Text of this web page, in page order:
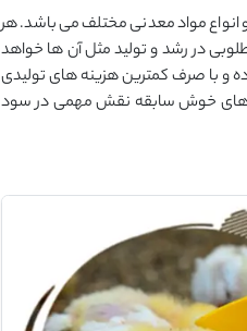
انواع مواد معدنی مختلف می باشد. هر
در رشد و تولید مثل آن ها خواهد
و با صرف کمترین هزینه های تولیدی
های خوش سابقه نقش مهمی در سود